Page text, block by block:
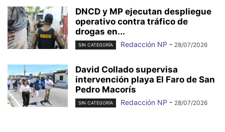
DNCD y MP ejecutan despliegue
operativo contra tráfico de
drogas en...
SIN CATEGORÍA Redacción NP - 28/07/2026
David Collado supervisa
intervención playa El Faro de San
Pedro Macorís
SIN CATEGORÍA Redacción NP - 28/07/2026